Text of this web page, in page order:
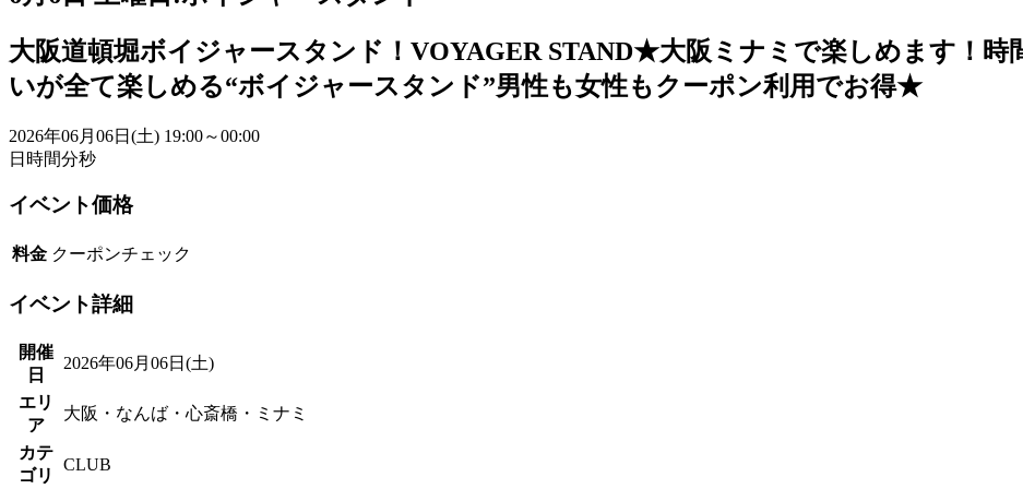
大阪道頓堀ボイジャースタンド！VOYAGER STAND★大阪ミナミで楽しめます！時
いが全て楽しめる“ボイジャースタンド”男性も女性もクーポン利用でお得★
2026年06月06日(土) 19:00～00:00
日 時間分秒
イベント価格
料金 クーポンチェック
イベント詳細
開催
日
2026年06月06日(土)
エリ
ア
大阪・なんば・心斎橋・ミナミ
カテ
ゴリ
CLUB